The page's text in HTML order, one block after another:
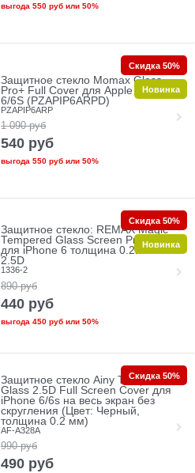
выгода 550 рубили 50%
Защитное стекло Momax Glass
Pro+ Full Cover для Apple iPhone
6/6S (PZAPIP6ARPD)
PZAPIP6ARP
1 090 руб
540 руб
выгода 550 рубили 50%
Скидка 50%
Новинка
Защитное стекло: REMAX Magic
Tempered Glass Screen Protectors
для iPhone 6 толщина 0.2mm
2.5D
1336-2
890 руб
440 руб
выгода 450 рубили 50%
Скидка 50%
Новинка
Защитное стекло Ainy Tempered
Glass 2.5D Full Screen Cover для
iPhone 6/6s на весь экран без
скругления (Цвет: Черный,
толщина 0.2 мм)
AF-A328A
990 руб
490 руб
Скидка 50%